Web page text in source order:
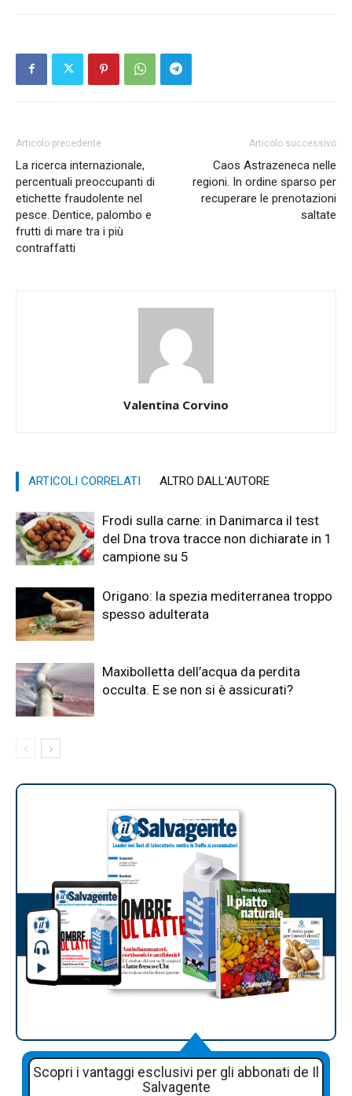
Articolo precedente
La ricerca internazionale,
percentuali preoccupanti di
etichette fraudolente nel
pesce. Dentice, palombo e
frutti di mare tra i più
contraffatti
Articolo successivo
Caos Astrazeneca nelle
regioni. In ordine sparso per
recuperare le prenotazioni
saltate
Valentina Corvino
ARTICOLI CORRELATI ALTRO DALL'AUTORE
Frodi sulla carne: in Danimarca il test
del Dna trova tracce non dichiarate in 1
campione su 5
Origano: la spezia mediterranea troppo
spesso adulterata
Maxibolletta dell’acqua da perdita
occulta. E se non si è assicurati?
Scopri i vantaggi esclusivi per gli abbonati de Il
Salvagente